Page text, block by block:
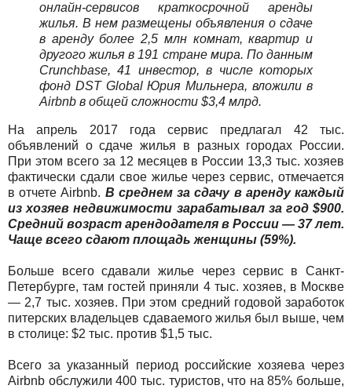
онлайн-сервисов краткосрочной аренды
жилья. В нем размещены объявления о сдаче
в аренду более 2,5 млн комнат, квартир и
другого жилья в 191 стране мира. По данным
Crunchbase, 41 инвестор, в числе которых
фонд DST Global Юрия Мильнера, вложили в
Airbnb в общей сложности $3,4 млрд.
На апрель 2017 года сервис предлагал 42 тыс.
объявлений о сдаче жилья в разных городах России.
При этом всего за 12 месяцев в России 13,3 тыс. хозяев
фактически сдали свое жилье через сервис, отмечается
в отчете Airbnb. В среднем за сдачу в аренду каждый
из хозяев недвижимости зарабатывал за год $900.
Средний возраст арендодателя в России — 37 лет.
Чаще всего сдают площадь женщины (59%).
Больше всего сдавали жилье через сервис в Санкт-
Петербурге, там гостей приняли 4 тыс. хозяев, в Москве
— 2,7 тыс. хозяев. При этом средний годовой заработок
питерских владельцев сдаваемого жилья был выше, чем
в столице: $2 тыс. против $1,5 тыс.
Всего за указанный период российские хозяева через
Airbnb обслужили 400 тыс. туристов, что на 85% больше,